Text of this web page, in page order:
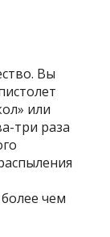
Вы
или
три раза
чем